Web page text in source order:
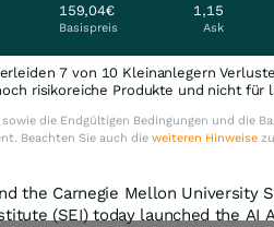
159,04€
Basispreis
1,15
Ask
7 von 10 Kleinanlegern
risikoreiche Produkte und nicht für
die Endgültigen Bedingungen und die
Beachten Sie auch die weiteren Hinweisezu